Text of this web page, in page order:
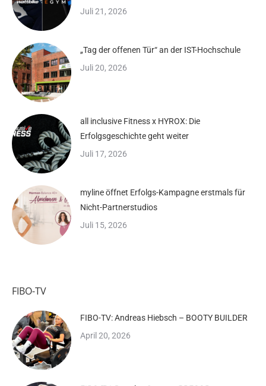
Juli 21, 2026
„Tag der offenen Tür“ an der IST-Hochschule
Juli 20, 2026
all inclusive Fitness x HYROX: Die
Erfolgsgeschichte geht weiter
Juli 17, 2026
myline öffnet Erfolgs-Kampagne erstmals für
Nicht-Partnerstudios
Juli 15, 2026
FIBO-TV
FIBO-TV: Andreas Hiebsch – BOOTY BUILDER
April 20, 2026